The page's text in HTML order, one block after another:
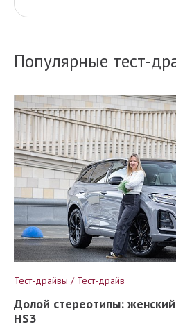
Популярные тест-
Тест-драйвы / Тест-драйв
Долой стереотипы:
HS3